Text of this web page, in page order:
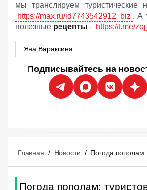
мы транслируем туристические
https://max.ru/id7743542912_biz . А
полезные рецепты - https://t.me/
Яна Вараксина
Подписывайтесь на
Главная / Новости /
Погода пополам: